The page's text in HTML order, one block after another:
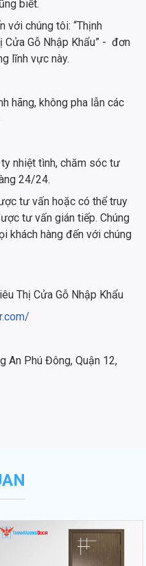
biết.
với chúng tôi: “Thịnh
Cửa Gỗ Nhập Khẩu” - đơn
lĩnh vực này.
hãng, không pha lẫn các
nhiệt tình, chăm sóc tư
24/24.
tư vấn hoặc có thể truy
tư vấn gián tiếp. Chúng
khách hàng đến với chúng
Thị Cửa Gỗ Nhập Khẩu
An Phú Đông, Quận 12,